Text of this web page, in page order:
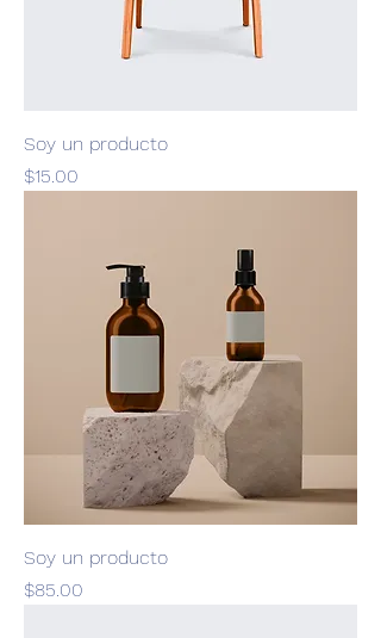
Soy un producto
Precio
$15.00
Soy un producto
Precio
$85.00